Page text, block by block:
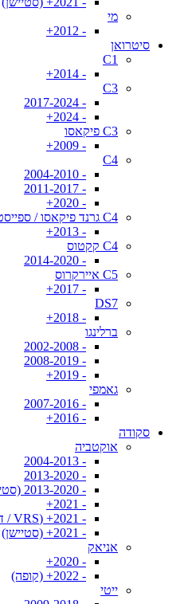
מי
- 2012+
סיטרואן
C1
- 2014+
C3
- 2017-2024
- 2024+
C3 פיקאסו
- 2009+
C4
- 2004-2010
- 2011-2017
- 2020+
C4 גרנד פיקאסו / ספייסטורר
- 2013+
C4 קקטוס
- 2014-2020
C5 איירקרוס
- 2017+
DS7
- 2018+
ברלינגו
- 2002-2008
- 2008-2019
- 2019+
גאמפי
- 2007-2016
- 2016+
סקודה
אוקטביה
- 2004-2013
- 2013-2020
- 2013-2020 (סטיישן)
- 2021+
- 2021+ (VRS / דיזל / iV פלאג אין)
- 2021+ (סטיישן)
אניאק
- 2020+
- 2022+ (קופה)
ייטי